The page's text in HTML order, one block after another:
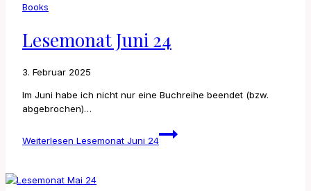
Books
Lesemonat Juni 24
3. Februar 2025
Im Juni habe ich nicht nur eine Buchreihe beendet (bzw.
abgebrochen)…
Weiterlesen Lesemonat Juni 24